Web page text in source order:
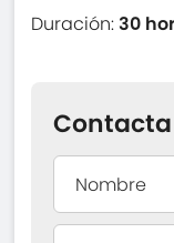
Duración:30